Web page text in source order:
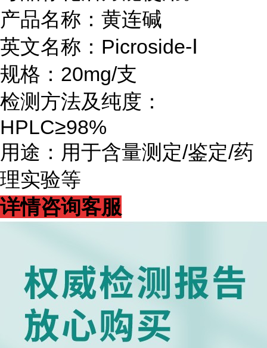
产品名称：黄连碱
英文名称：Picroside-Ⅰ
规格：20mg/支
检测方法及纯度：
HPLC≥98%
用途：用于含量测定/鉴定/药
理实验等
详情咨询客服